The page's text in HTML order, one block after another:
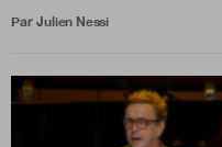
Par Julien Nessi